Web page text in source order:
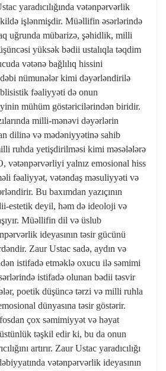
yaradıcılığında vətənpərvərlik
işlənmişdir. Müəllifin əsərlərində
uğrunda mübarizə, şəhidlik, milli
yüksək bədii ustalıqla təqdim
vətənə bağlılıq hissini
nümunələr kimi dəyərləndirilə
fəaliyyəti də onun
mühüm göstəricilərindən biridir.
milli-mənəvi dəyərlərin
dilinə və mədəniyyətinə sahib
ruhda yetişdirilməsi kimi məsələlərə
vətənpərvərliyi yalnız emosional hiss
fəaliyyət, vətəndaş məsuliyyəti və
Bu baxımdan yazıçının
estetik deyil, həm də ideoloji və
Müəllifin dil və üslub
ideyasının təsir gücünü
Zaur Ustac sadə, aydın və
istifadə etməklə oxucu ilə səmimi
istifadə olunan bədii təsvir
poetik düşüncə tərzi və milli ruhla
dünyasına təsir göstərir.
çox səmimiyyət və həyat
təşkil edir ki, bu da onun
artırır. Zaur Ustac yaradıcılığı
vətənpərvərlik ideyasının